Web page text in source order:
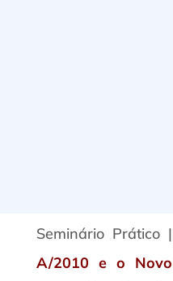
Seminário Prático
A/2010 e o